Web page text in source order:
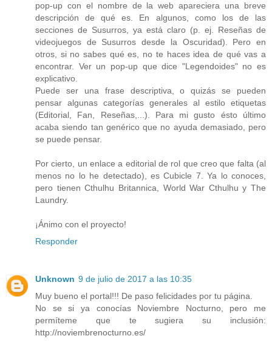
pop-up con el nombre de la web apareciera una breve
descripción de qué es. En algunos, como los de las
secciones de Susurros, ya está claro (p. ej. Reseñas de
videojuegos de Susurros desde la Oscuridad). Pero en
otros, si no sabes qué es, no te haces idea de qué vas a
encontrar. Ver un pop-up que dice "Legendoides" no es
explicativo.
Puede ser una frase descriptiva, o quizás se pueden
pensar algunas categorías generales al estilo etiquetas
(Editorial, Fan, Reseñas,...). Para mi gusto ésto último
acaba siendo tan genérico que no ayuda demasiado, pero
se puede pensar.
Por cierto, un enlace a editorial de rol que creo que falta (al
menos no lo he detectado), es Cubicle 7. Ya lo conoces,
pero tienen Cthulhu Britannica, World War Cthulhu y The
Laundry.
¡Ánimo con el proyecto!
Responder
Unknown 9 de julio de 2017 a las 10:35
Muy bueno el portal!!! De paso felicidades por tu página.
No se si ya conocías Noviembre Nocturno, pero me
permíteme que te sugiera su inclusión:
http://noviembrenocturno.es/